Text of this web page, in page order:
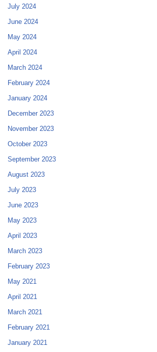
July 2024
June 2024
May 2024
April 2024
March 2024
February 2024
January 2024
December 2023
November 2023
October 2023
September 2023
August 2023
July 2023
June 2023
May 2023
April 2023
March 2023
February 2023
May 2021
April 2021
March 2021
February 2021
January 2021